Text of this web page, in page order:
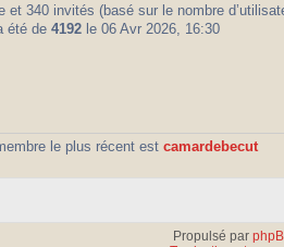
340 invités (basé sur le nombre
été de 4192 le 06 Avr 2026, 16:30
le plus récent est camardebecut
Propulsé par